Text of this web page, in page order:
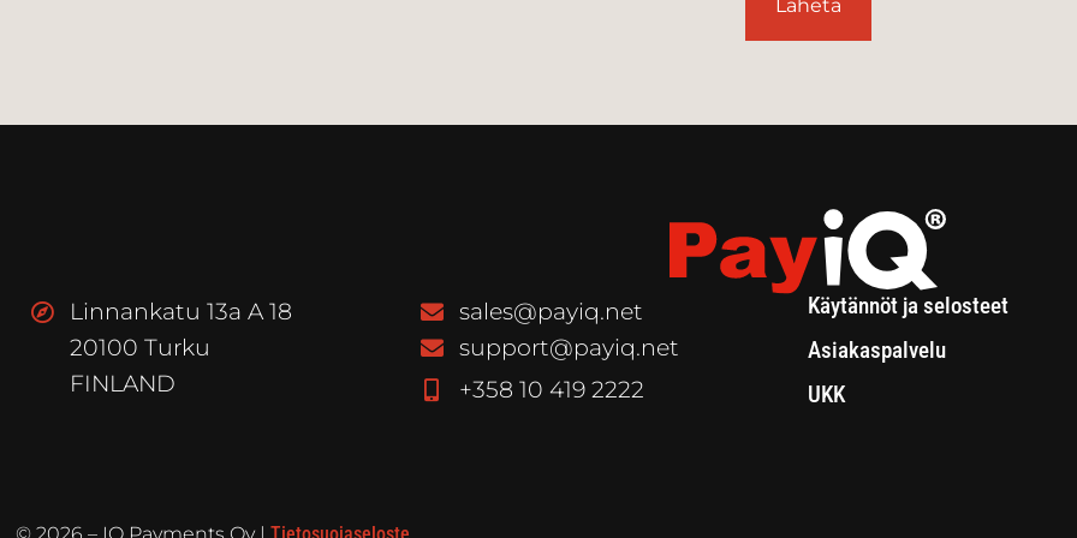
Lähetä
Linnankatu 13a A 18
20100 Turku
FINLAND
sales@payiq.net
support@payiq.net
+358 10 419 2222
Käytännöt ja selosteet
Asiakaspalvelu
UKK